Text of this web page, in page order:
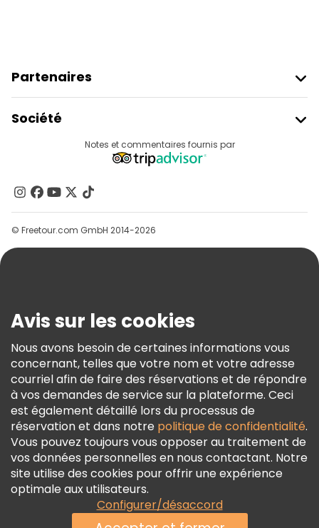
Partenaires
Connexion Du Fournisseur
Programme D’affiliation
Société
Contactez-Nous
Groupes
Aide
Conditions Générales Et Mentions Légales
Politique En Matière De Cookies
Freetour Prix
Programme De Fidélité
Notes et commentaires fournis par
© Freetour.com GmbH 2014-2026
Avis sur les cookies
Nous avons besoin de certaines informations vous
concernant, telles que votre nom et votre adresse
courriel afin de faire des réservations et de répondre
à vos demandes de service sur la plateforme. Ceci
est également détaillé lors du processus de
réservation et dans notre politique de confidentialité.
Vous pouvez toujours vous opposer au traitement de
vos données personnelles en nous contactant. Notre
site utilise des cookies pour offrir une expérience
optimale aux utilisateurs.
Configurer/désaccord